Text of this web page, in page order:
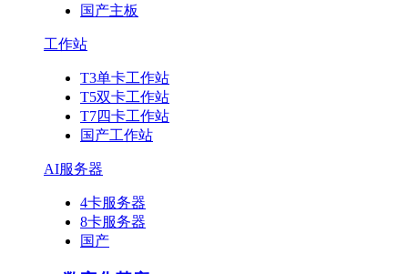
国产主板
工作站
T3单卡工作站
T5双卡工作站
T7四卡工作站
国产工作站
AI服务器
4卡服务器
8卡服务器
国产